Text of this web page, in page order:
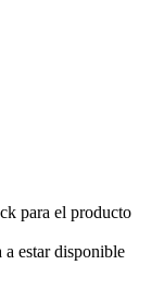
para el producto
a estar disponible